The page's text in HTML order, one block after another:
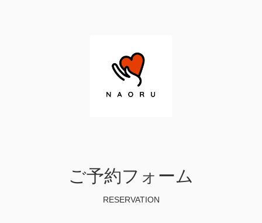
ご予約フォーム
RESERVATION